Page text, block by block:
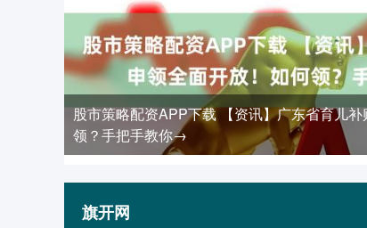
股市策略配资APP下载 【资讯】广东省育儿
领？手把手教你→
旗开网